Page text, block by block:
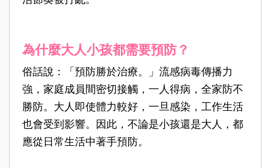
為什麼大人小孩都需要預防？
俗話說：「預防勝於治療。」流感病毒傳播力
強，家庭成員間密切接觸，一人得病，全家防不
勝防。大人即使體力較好，一旦感染，工作生活
也會受到影響。因此，不論是小孩還是大人，都
應從日常生活中著手預防。